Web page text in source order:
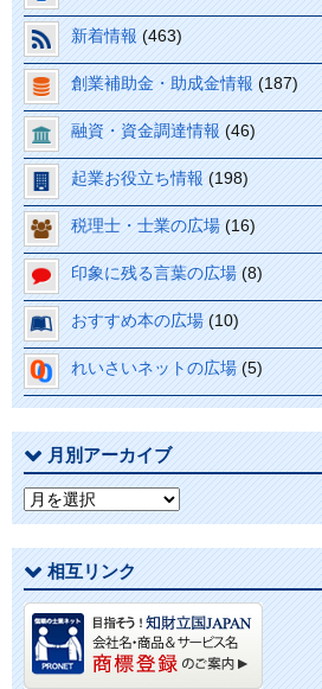
新着情報 (463)
創業補助金・助成金情報 (187)
融資・資金調達情報 (46)
起業お役立ち情報 (198)
税理士・士業の広場 (16)
印象に残る言葉の広場 (8)
おすすめ本の広場 (10)
れいさいネットの広場 (5)
月別アーカイブ
月
別
ア
ー
カ
イ
ブ
相互リンク